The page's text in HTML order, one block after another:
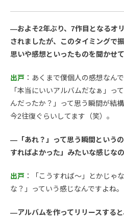
―およそ2年ぶり、7作目となるオ
されましたが、このタイミングで
思いや感想といったものを聞かせ
出戸 ：あくまで僕個人の感想なん
「本当にいいアルバムだなぁ」っ
んだったか？」って思う瞬間が結
今2往復ぐらいしてます（笑）。
—「あれ？」って思う瞬間という
すればよかった」みたいな感じな
出戸 ：「こうすれば〜」とかじゃ
な？」っていう感じなんですよね。
—アルバムを作ってリリースする